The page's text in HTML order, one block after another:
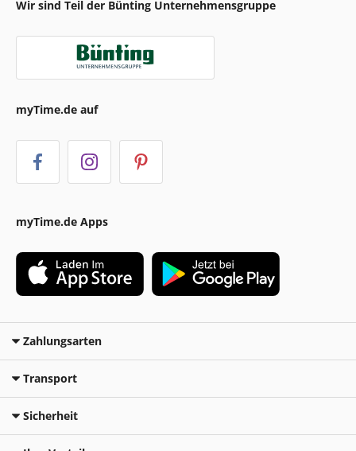
Wir sind Teil der Bünting Unternehmensgruppe
myTime.de auf
myTime.de Apps
Zahlungsarten
Transport
Sicherheit